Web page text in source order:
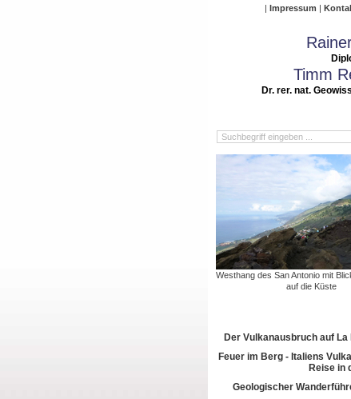
Impressum
Timm
Dr. rer. nat.
Westhang des San Antonio mit
auf die Küste
Der Vulkanausbruch auf La
Feuer im Berg - Italiens
Reise in
Geologischer